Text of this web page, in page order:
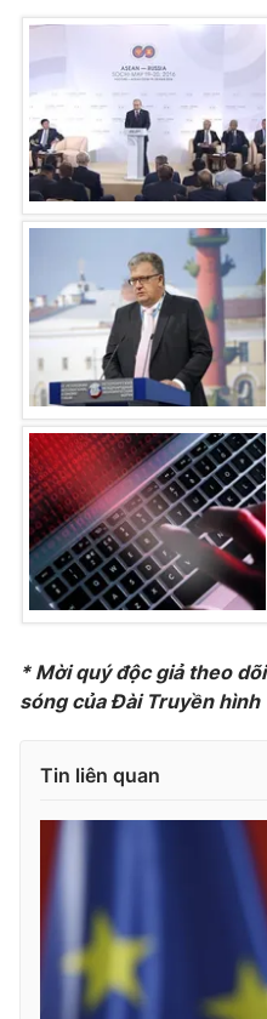
Nhân vật
Khán giả
Giải sao mai
Đời sống
Du lịch
Làm đẹp
Chất lượng cuộc sống
Giáo dục
Tuyển sinh
Học trực tuyến
Công nghệ
Hitech Công nghệ tương
Sản phẩm
Thị trường
Tư vấn
Giao lưu trực tuyến
Lịch phát sóng
Chuyên mục khác
Emagazine
Photo
Video
VTV4
Liên hệ tòa soạn
* Mời quý độc giả theo
sóng của Đài Truyền
Tin liên quan